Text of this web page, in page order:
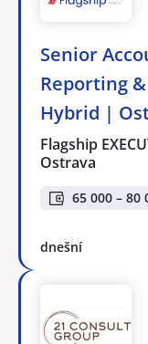
Senior
Reporting
Hybrid |
Flagship
Ostrava
65 000 – 80
dnešní